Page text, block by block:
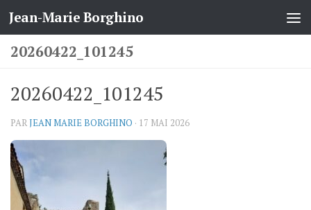
Skip to content
Jean-Marie Borghino
20260422_101245
20260422_101245
PARJEAN MARIE BORGHINO · 17 MAI 2026